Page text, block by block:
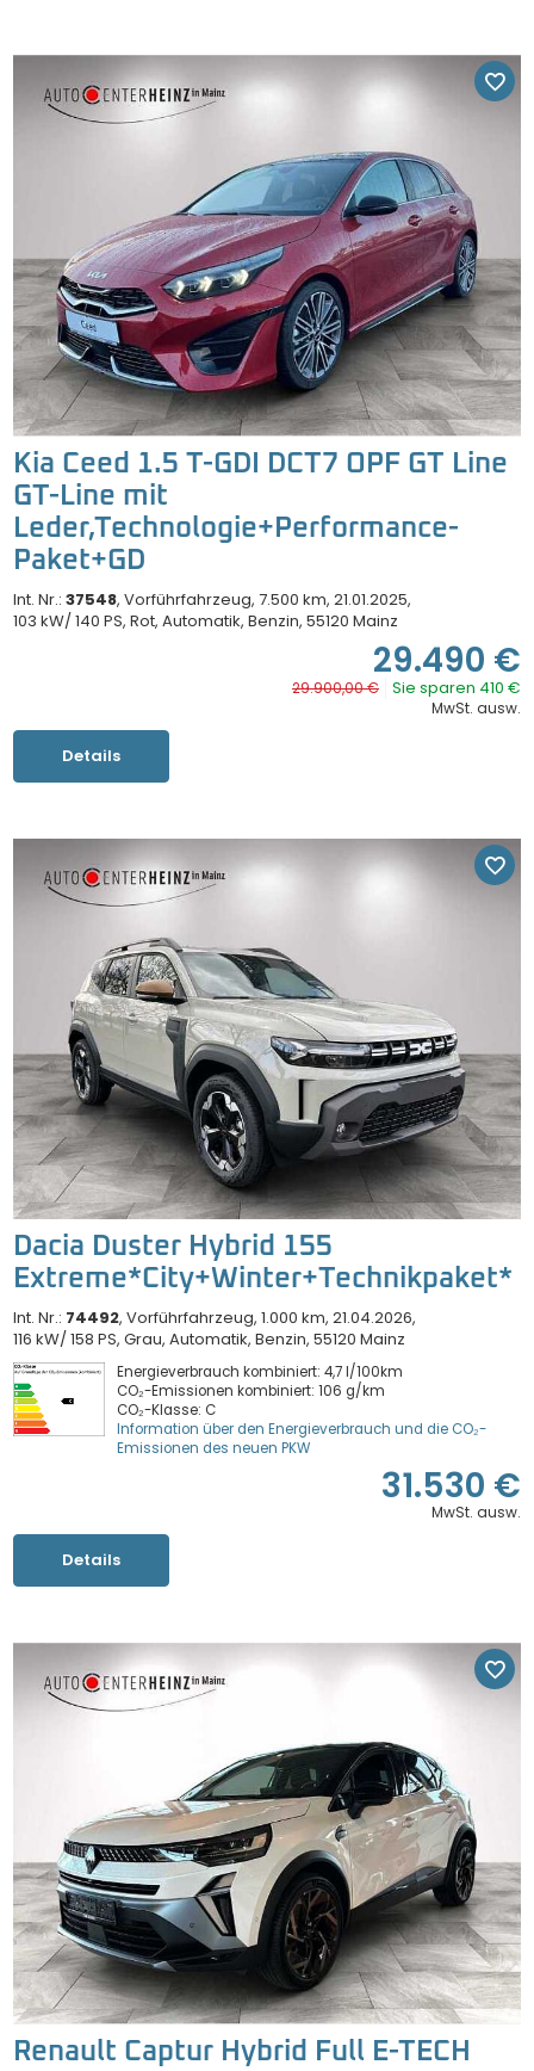
Kia Ceed 1.5 T-GDI DCT7 OPF GT Line
GT-Line mit
Leder,Technologie+Performance-
Paket+GD
Int. Nr.: 37548 Vorführfahrzeug 7.500 km 21.01.2025
103 kW/ 140 PS Rot Automatik Benzin 55120 Mainz
29.490 €
29.900,00 € Sie sparen 410 €
MwSt. ausw.
Details
Dacia Duster Hybrid 155
Extreme*City+Winter+Technikpaket*
Int. Nr.: 74492 Vorführfahrzeug 1.000 km 21.04.2026
116 kW/ 158 PS Grau Automatik Benzin 55120 Mainz
Energieverbrauch kombiniert: 4,7 l/100km
CO₂-Emissionen kombiniert: 106 g/km
CO₂-Klasse: C
Information über den Energieverbrauch und die CO₂-
Emissionen des neuen PKW
31.530 €
MwSt. ausw.
Details
Renault Captur Hybrid Full E-TECH